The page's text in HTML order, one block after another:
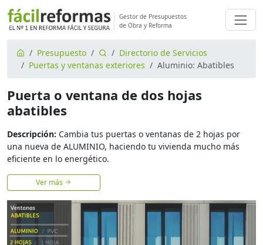
Gestor de Presupuestos
de Obra y Reforma
Presupuesto
Directorio de Servicios
Puertas y ventanas exteriores
Aluminio: Abatibles
Puerta o ventana de dos hojas
abatibles
Descripción: Cambia tus puertas o ventanas de 2 hojas por
una nueva de ALUMINIO, haciendo tu vivienda mucho más
eficiente en lo energético.
Ver más